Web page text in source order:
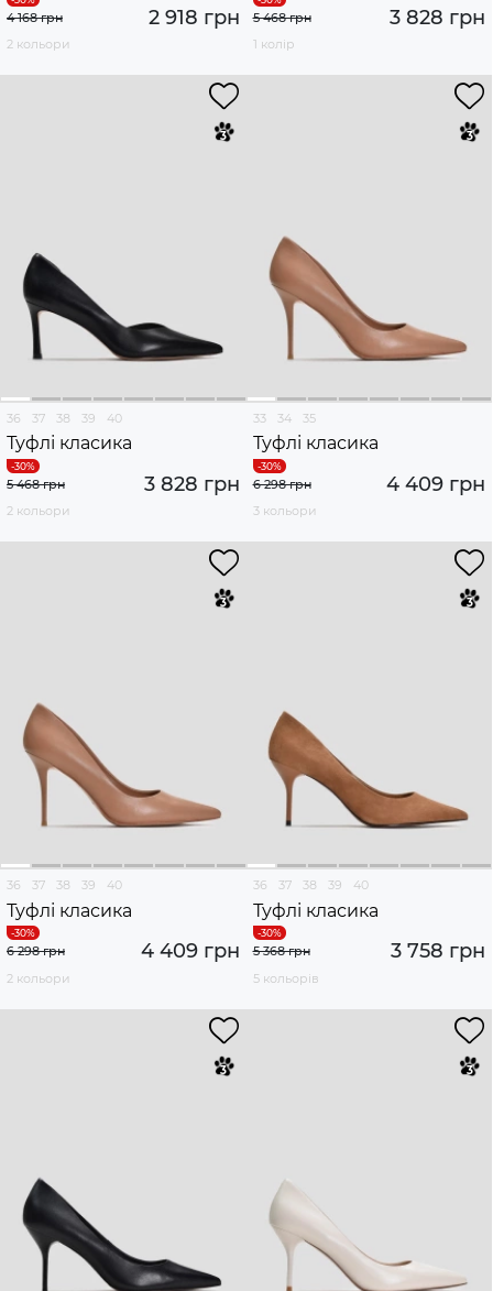
2 918 грн
4 168 грн
2 кольори
3 828 грн
5 468 грн
1 колір
36 37 38 39 40
Туфлі класика
3 828 грн
5 468 грн
2 кольори
33 34 35
Туфлі класика
4 409 грн
6 298 грн
3 кольори
36 37 38 39 40
Туфлі класика
4 409 грн
6 298 грн
2 кольори
36 37 38 39 40
Туфлі класика
3 758 грн
5 368 грн
5 кольорів